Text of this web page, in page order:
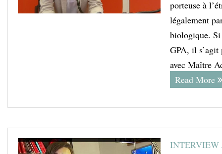
porteuse à
légalement
biologique. Si
GPA, il s’agit
avec Maître
Read More
INTERVIEW